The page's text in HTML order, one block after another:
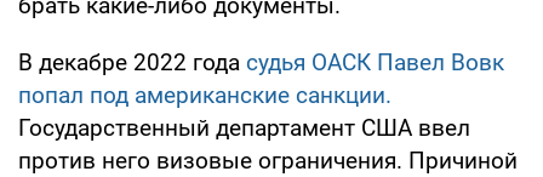
В декабре 2022 года судья ОАСК Павел Вовк
попал под американские санкции.
Государственный департамент США ввел
против него визовые ограничения. Причиной